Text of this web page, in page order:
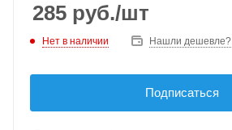
285 руб./шт
Нет в наличии Нашли дешевле?
Подписаться